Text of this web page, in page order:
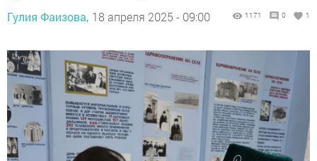
Гулия Фаизова, 18 апреля 2025 - 09:00 1171 0 1